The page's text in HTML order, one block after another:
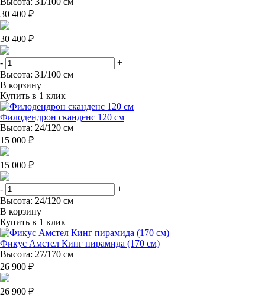
30 400 ₽
30 400 ₽
-
+
Высота: 31/100 см
В корзину
Купить в 1 клик
Филодендрон сканденс 120 см
Высота: 24/120 см
15 000 ₽
15 000 ₽
-
+
Высота: 24/120 см
В корзину
Купить в 1 клик
Фикус Амстел Кинг пирамида (170 см)
Высота: 27/170 см
26 900 ₽
26 900 ₽